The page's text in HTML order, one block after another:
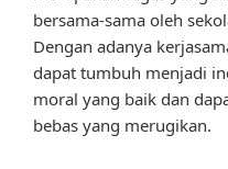
bersama-sama oleh
Dengan adanya
dapat tumbuh menjadi
moral yang baik dan
bebas yang merugikan.